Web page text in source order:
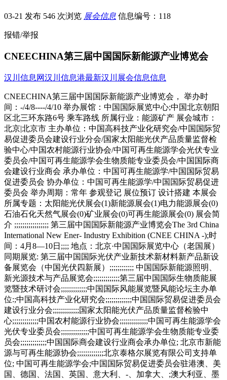
03-21 发布 546 次浏览 展会信息 信息编号：118
报错/举报
CNEECHINA第三届中国国际新能源产业博览会
汉川信息网汉川信息港最新汉川展会信息信息
CNEECHINA第三届中国国际新能源产业博览会， 举办时
间：-/4/8----/4/10 举办展馆：中国国际展览中心;中国北京朝阳
区北三环东路6号 乘车路线 所属行业：能源矿产 展会城市：
北京|北京市 主办单位：中国高科技产业化研究会/中国国际贸
易促进委员会建设行业分会/国家太阳能光伏产品质量监督检
验中心/中国农村能源行业协会/中国可再生能源学会光伏专业
委员会/中国可再生能源学会生物质能专业委员会/中国国际商
会建设行业商会 承办单位：中国可再生能源学/中国国际贸易
促进委员会 协办单位：中国可再生能源学/中国国际贸易促进
委员会 举办周期：常年 参观登记 展位预订 设计搭建 本展会
所属专题：太阳能光伏展会(1)新能源展会(1)电力能源展会(0)
石油石化天然气展会(0)矿业展会(0)可再生能源展会(0) 展会简
介 ;;;;;;;;;;;;;;;;; 第三届中国国际新能源产业博览会The 3rd China
International New Ener- Industry Exhibition (CNEE CHINA -);时
间：4月8—10日;;;; 地点：北京·中国国际展览中心（老国展）
同期展览: 第三届中国国际光伏产业新技术新材料新产品新设
备展览会（中国光伏四新展）;;;;;;;;;;;; 中国国际新能源照明、
新光源技术与产品展览会;;;;;;;;;;;;;第三届中国国际生物质能展
览暨技术研讨会;;;;;;;;;;;;;中国国际风能展览暨风能论坛主办单
位:;中国高科技产业化研究会;;;;;;;;;;;;;中国国际贸易促进委员会
建设行业分会;;;;;;;;;;;;;国家太阳能光伏产品质量监督检验中
心;;;;;;;;;;;;;中国农村能源行业协会;;;;;;;;;;;;;;中国可再生能源学会
光伏专业委员会;;;;;;;;;;;;;;中国可再生能源学会生物质能专业委
员会;;;;;;;;;;;;;中国国际商会建设行业商会承办单位; 北京市新能
源与可再生能源协会;;;;;;;;;;;;;北京泰格尔展览有限公司支持单
位; 中国可再生能源学会;中国国际贸易促进委员会驻港澳、美
国、德国、法国、英国、意大利、-、加拿大、;澳大利亚、墨